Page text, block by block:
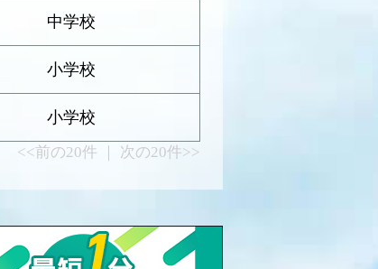
中学校
小学校
小学校
<<前の20件 ｜ 次の20件>>